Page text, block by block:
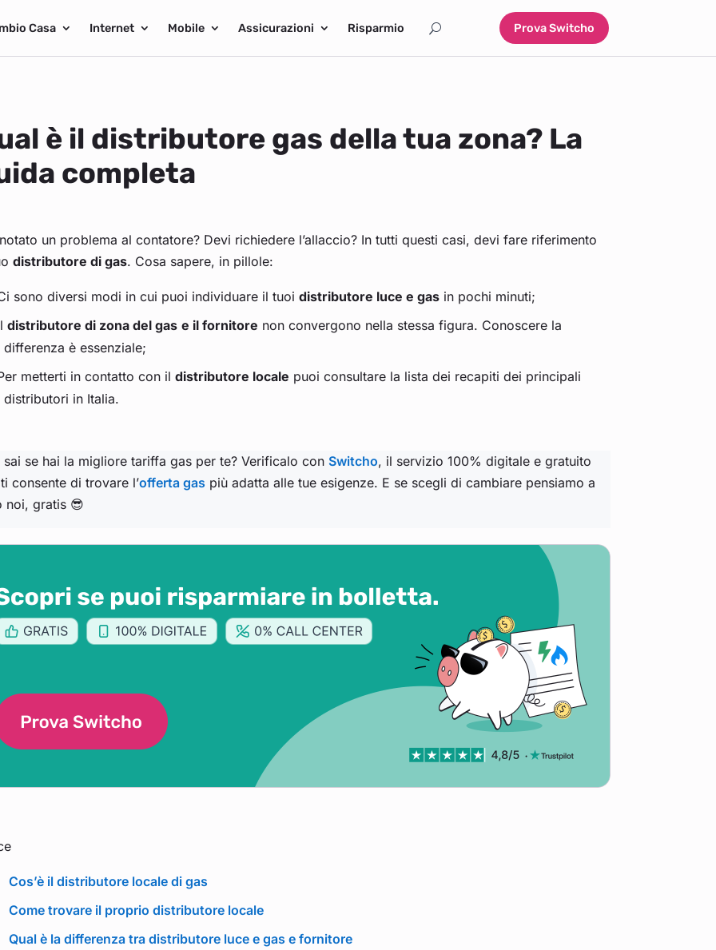
Casa Internet Mobile Assicurazioni Risparmio Prova Switcho
è il distributore gas della tua zona? La
completa
un problema al contatore? Devi richiedere l’allaccio? In tutti questi casi, devi fare riferimento
distributore di gas. Cosa sapere, in pillole:
sono diversi modi in cui puoi individuare il tuoidistributore luce e gas in pochi minuti;
distributore di zona del gas e il fornitore non convergono nella stessa figura. Conoscere la
differenza è essenziale;
metterti in contatto con ildistributore locale puoi consultare la lista dei recapiti dei principali
distributori in Italia.
sai se hai la migliore tariffa gas per te? Verificalo con Switcho, il servizio 100% digitale e gratuito
consente di trovare l’offerta gas più adatta alle tue esigenze. E se scegli di cambiare pensiamo a
noi, gratis 😎
Cos’è il distributore locale di gas
Come trovare il proprio distributore locale
Qual è la differenza tra distributore luce e gas e fornitore